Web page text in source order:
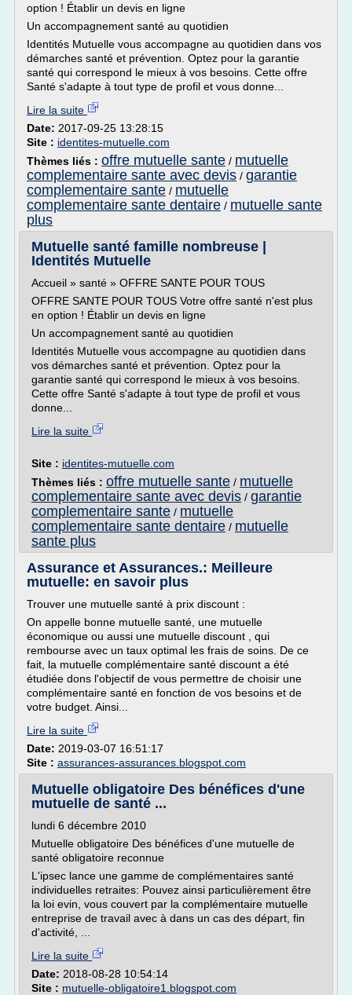
option ! Établir un devis en ligne
Un accompagnement santé au quotidien
Identités Mutuelle vous accompagne au quotidien dans vos
démarches santé et prévention. Optez pour la garantie
santé qui correspond le mieux à vos besoins. Cette offre
Santé s'adapte à tout type de profil et vous donne...
Lire la suite
Date: 2017-09-25 13:28:15
Site : identites-mutuelle.com
Thèmes liés : offre mutuelle sante / mutuelle
complementaire sante avec devis / garantie
complementaire sante / mutuelle
complementaire sante dentaire / mutuelle sante
plus
Mutuelle santé famille nombreuse |
Identités Mutuelle
Accueil » santé » OFFRE SANTE POUR TOUS
OFFRE SANTE POUR TOUS Votre offre santé n'est plus
en option ! Établir un devis en ligne
Un accompagnement santé au quotidien
Identités Mutuelle vous accompagne au quotidien dans
vos démarches santé et prévention. Optez pour la
garantie santé qui correspond le mieux à vos besoins.
Cette offre Santé s'adapte à tout type de profil et vous
donne...
Lire la suite
Site : identites-mutuelle.com
Thèmes liés : offre mutuelle sante / mutuelle
complementaire sante avec devis / garantie
complementaire sante / mutuelle
complementaire sante dentaire / mutuelle
sante plus
Assurance et Assurances.: Meilleure
mutuelle: en savoir plus
Trouver une mutuelle santé à prix discount :
On appelle bonne mutuelle santé, une mutuelle
économique ou aussi une mutuelle discount , qui
rembourse avec un taux optimal les frais de soins. De ce
fait, la mutuelle complémentaire santé discount a été
étudiée dons l'objectif de vous permettre de choisir une
complémentaire santé en fonction de vos besoins et de
votre budget. Ainsi...
Lire la suite
Date: 2019-03-07 16:51:17
Site : assurances-assurances.blogspot.com
Mutuelle obligatoire Des bénéfices d'une
mutuelle de santé ...
lundi 6 décembre 2010
Mutuelle obligatoire Des bénéfices d'une mutuelle de
santé obligatoire reconnue
L'ipsec lance une gamme de complémentaires santé
individuelles retraites: Pouvez ainsi particulièrement être
la loi evin, vous couvert par la complémentaire mutuelle
entreprise de travail avec à dans un cas des départ, fin
d'activité, ...
Lire la suite
Date: 2018-08-28 10:54:14
Site : mutuelle-obligatoire1.blogspot.com